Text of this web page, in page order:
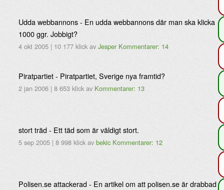
Udda webbannons - En udda webbannons där man ska klicka
1000 ggr. Jobbigt?
4 okt 2005 | 10 177 klickav Jesper Kommentarer: 14
Piratpartiet - Piratpartiet, Sverige nya framtid?
2 jan 2006 | 8 653 klickav Kommentarer: 13
stort träd - Ett täd som är väldigt stort.
5 sep 2005 | 8 998 klick av bekic Kommentarer: 12
Polisen.se attackerad - En artikel om att polisen.se är drabbad